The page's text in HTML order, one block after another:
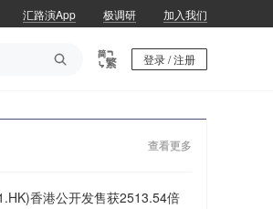
汇路演App 极调研 加入我们
 登录 / 注册
查看更多
香港公开发售获2513.54倍